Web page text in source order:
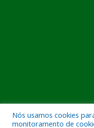
Todos
Nós usamos cookies
monitoramento de